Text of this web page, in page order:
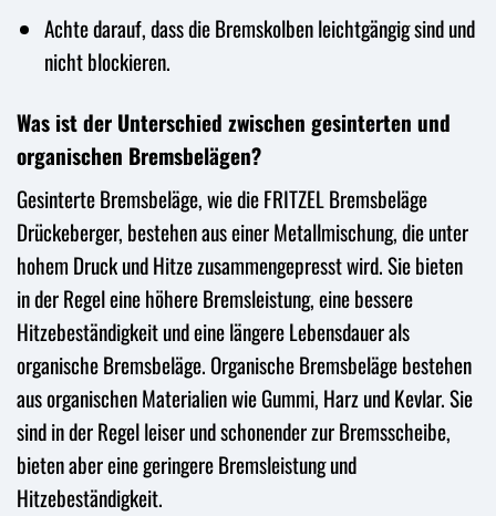
Achte darauf, dass die Bremskolben leichtgängig sind und
nicht blockieren.
Was ist der Unterschied zwischen gesinterten und
organischen Bremsbelägen?
Gesinterte Bremsbeläge, wie die FRITZEL Bremsbeläge
Drückeberger, bestehen aus einer Metallmischung, die unter
hohem Druck und Hitze zusammengepresst wird. Sie bieten
in der Regel eine höhere Bremsleistung, eine bessere
Hitzebeständigkeit und eine längere Lebensdauer als
organische Bremsbeläge. Organische Bremsbeläge bestehen
aus organischen Materialien wie Gummi, Harz und Kevlar. Sie
sind in der Regel leiser und schonender zur Bremsscheibe,
bieten aber eine geringere Bremsleistung und
Hitzebeständigkeit.